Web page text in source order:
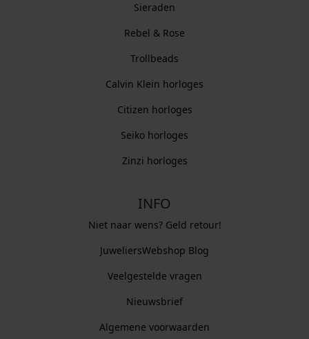
Sieraden
Rebel & Rose
Trollbeads
Calvin Klein horloges
Citizen horloges
Seiko horloges
Zinzi horloges
INFO
Niet naar wens? Geld retour!
JuweliersWebshop Blog
Veelgestelde vragen
Nieuwsbrief
Algemene voorwaarden